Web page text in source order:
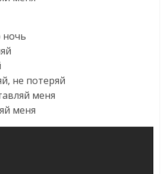
ночь
не потеряй
меня
меня